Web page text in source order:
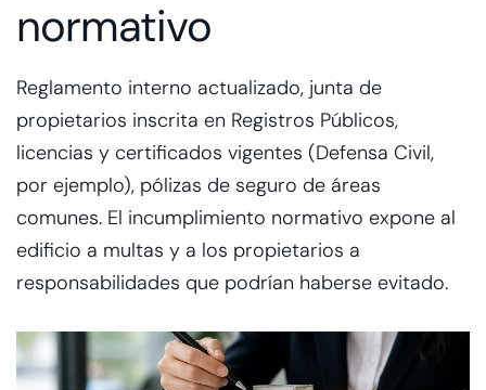
normativo
Reglamento interno actualizado, junta de
propietarios inscrita en Registros Públicos,
licencias y certificados vigentes (Defensa Civil,
por ejemplo), pólizas de seguro de áreas
comunes. El incumplimiento normativo expone al
edificio a multas y a los propietarios a
responsabilidades que podrían haberse evitado.